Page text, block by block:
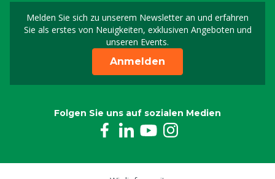
Melden Sie sich zu unserem Newsletter an und erfahren
Sie als erstes von Neuigkeiten, exklusiven Angeboten und
unseren Events.
Melden Sie sich für
Anmelden
Folgen Sie uns auf sozialen Medien